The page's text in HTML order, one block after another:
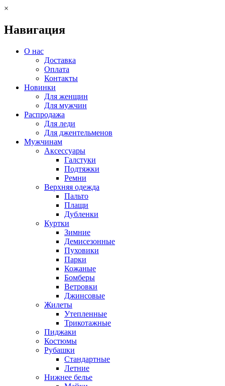
×
Навигация
О нас
Доставка
Оплата
Контакты
Новинки
Для женщин
Для мужчин
Распродажа
Для леди
Для джентельменов
Мужчинам
Аксессуары
Галстуки
Подтяжки
Ремни
Верхняя одежда
Пальто
Плащи
Дубленки
Куртки
Зимние
Демисезонные
Пуховики
Парки
Кожаные
Бомберы
Ветровки
Джинсовые
Жилеты
Утепленные
Трикотажные
Пиджаки
Костюмы
Рубашки
Стандартные
Летние
Нижнее белье